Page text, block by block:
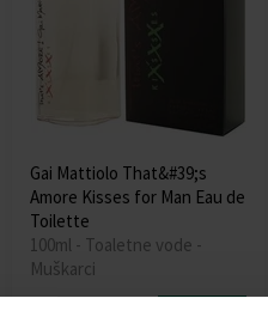
Gai Mattiolo That&#39;s
Amore Kisses for Man Eau de
Toilette
100ml - Toaletne vode -
Muškarci